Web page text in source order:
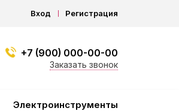
Вход Регистрация
+7 (900) 000-00-00
Заказать звонок
Электроинструменты